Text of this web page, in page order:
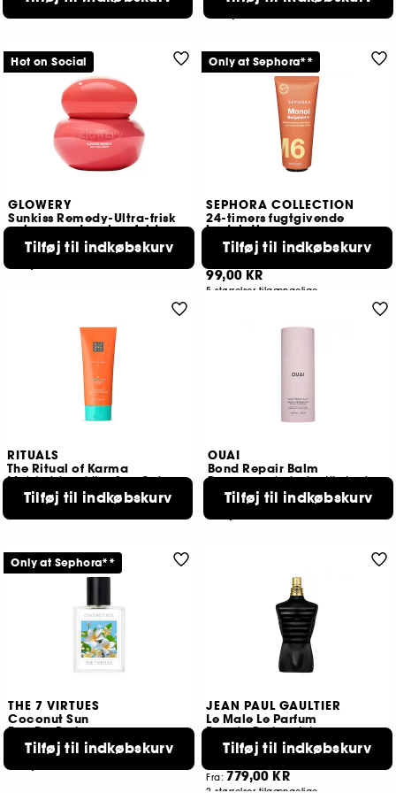
369,00 KR
GLOWERY
Sunkiss Remedy-Ultra-frisk
gelcreme, der giver fylde
42
219,00 KR
Tilføj til indkøbskurv
Hot on Social
SEPHORA COLLECTION
24-timers fugtgivende
bodylotion
nærende og glattende
99,00 KR
5 størrelser tilgængelige
Tilføj til indkøbskurv
Only at Sephora**
RITUALS
The Ritual of Karma
Moisturising After-Sun Gel
149,00 KR
Tilføj til indkøbskurv
OUAI
Bond Repair Balm
Reparerende balm til skadet hår
1994
419,00 KR
Tilføj til indkøbskurv
THE 7 VIRTUES
Coconut Sun
Eau De Parfum
344
779,00 KR
Tilføj til indkøbskurv
Only at Sephora**
JEAN PAUL GAULTIER
Le Male Le Parfum
Eau de Parfum Intense
Fra: 779,00 KR
Tilføj til indkøbskurv